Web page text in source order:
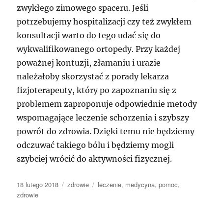
zwykłego zimowego spaceru. Jeśli
potrzebujemy hospitalizacji czy też zwykłem
konsultacji warto do tego udać się do
wykwalifikowanego ortopedy. Przy każdej
poważnej kontuzji, złamaniu i urazie
należałoby skorzystać z porady lekarza
fizjoterapeuty, który po zapoznaniu się z
problemem zaproponuje odpowiednie metody
wspomagające leczenie schorzenia i szybszy
powrót do zdrowia. Dzięki temu nie będziemy
odczuwać takiego bólu i będziemy mogli
szybciej wrócić do aktywności fizycznej.
Data
publikacji
18 lutego 2018 Kategorie
zdrowie Tagi
leczenie, medycyna,pomoc,
zdrowie